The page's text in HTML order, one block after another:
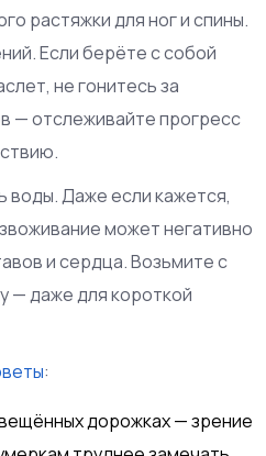
растяжки для ног и спины.
Если берёте с собой
не гонитесь за
— отслеживайте прогресс
воды. Даже если кажется,
может негативно
и сердца. Возьмите с
— даже для короткой
:
дорожках — зрение